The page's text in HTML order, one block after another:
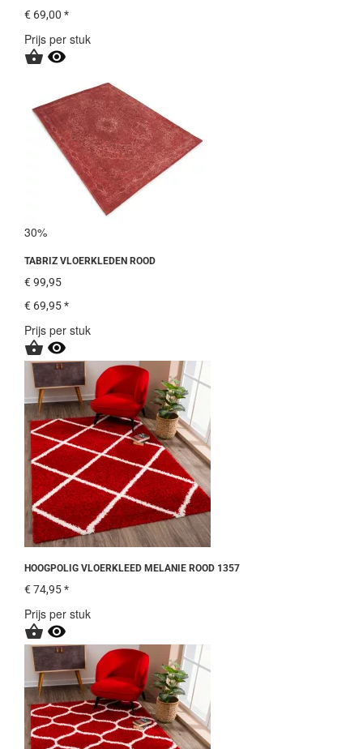
€ 69,00 *
Prijs per stuk
 
30%
TABRIZ VLOERKLEDEN ROOD
€ 99,95
€ 69,95 *
Prijs per stuk
 
HOOGPOLIG VLOERKLEED MELANIE ROOD 1357
€ 74,95 *
Prijs per stuk
 